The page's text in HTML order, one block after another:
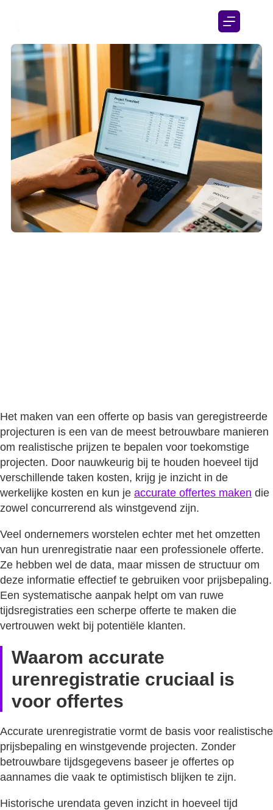
Het maken van een offerte op basis van geregistreerde
projecturen is een van de meest betrouwbare manieren
om realistische prijzen te bepalen voor toekomstige
projecten. Door nauwkeurig bij te houden hoeveel tijd
verschillende taken kosten, krijg je inzicht in de
werkelijke kosten en kun je accurate offertes maken die
zowel concurrerend als winstgevend zijn.
Veel ondernemers worstelen echter met het omzetten
van hun urenregistratie naar een professionele offerte.
Ze hebben wel de data, maar missen de structuur om
deze informatie effectief te gebruiken voor prijsbepaling.
Een systematische aanpak helpt om van ruwe
tijdsregistraties een scherpe offerte te maken die
vertrouwen wekt bij potentiële klanten.
Waarom accurate
urenregistratie cruciaal is
voor offertes
Accurate urenregistratie vormt de basis voor realistische
prijsbepaling en winstgevende projecten. Zonder
betrouwbare tijdsgegevens baseer je offertes op
aannames die vaak te optimistisch blijken te zijn.
Historische urendata geven inzicht in hoeveel tijd